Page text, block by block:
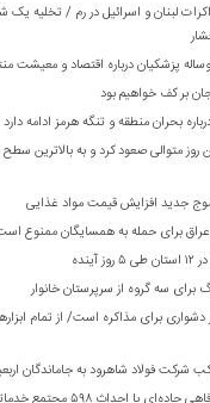
لبنان و اسرائیل در رم / تخلیه
پزشکیان درباره اقتصاد و معیشت
جان بر کف خواهیم بود
بحران منطقه و تنگه هرمز ادامه دارد
روز متوالی صعود کرد و به بالاترین
جدید افزایش قیمت مواد غذایی
عراق برای حمله به همسایگان ممنوع
برای سه گروه از سرپرستان خانوار
دشواری برای مذاکره است/ از تمام
شرکت فولاد شاهرود به جاماندگان